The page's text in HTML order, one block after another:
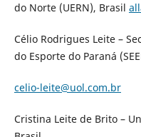
do Norte (UERN), Brasil
Célio Rodrigues Leite –
do Esporte do Paraná
celio-leite@uol.com.br
Cristina Leite de Brito –